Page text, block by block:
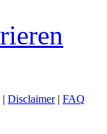
| Disclaimer| FAQ